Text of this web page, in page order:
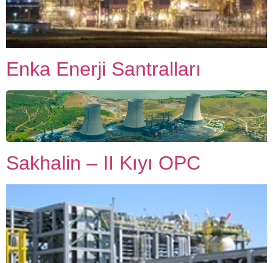
Enka Enerji Santralları
Sakhalin – II Kıyı OPC